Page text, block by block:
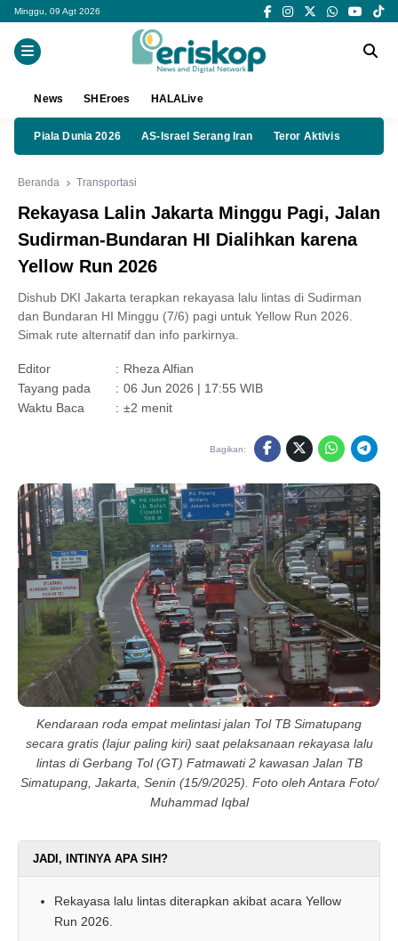
Minggu, 09 Agt 2026
News SHEroes HALALive
Piala Dunia 2026 AS-Israel Serang Iran Teror Aktivis
Beranda Transportasi
Rekayasa Lalin Jakarta Minggu Pagi, Jalan
Sudirman-Bundaran HI Dialihkan karena
Yellow Run 2026
Dishub DKI Jakarta terapkan rekayasa lalu lintas di Sudirman
dan Bundaran HI Minggu (7/6) pagi untuk Yellow Run 2026.
Simak rute alternatif dan info parkirnya.
Editor : Rheza Alfian
Tayang pada
: 06 Jun 2026 | 17:55 WIB
Waktu Baca
: ±2 menit
Bagikan:
Kendaraan roda empat melintasi jalan Tol TB Simatupang
secara gratis (lajur paling kiri) saat pelaksanaan rekayasa lalu
lintas di Gerbang Tol (GT) Fatmawati 2 kawasan Jalan TB
Simatupang, Jakarta, Senin (15/9/2025). Foto oleh Antara Foto/
Muhammad Iqbal
JADI, INTINYA APA SIH?
Rekayasa lalu lintas diterapkan akibat acara Yellow
Run 2026.